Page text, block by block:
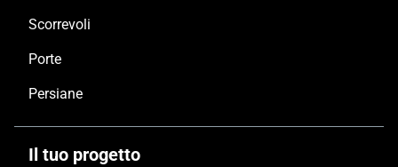
Scorrevoli
Porte
Persiane
Il tuo progetto